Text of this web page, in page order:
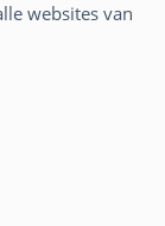
websites van